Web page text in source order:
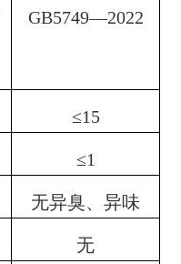
GB5749—2022
≤15
≤1
无异臭、异味
无